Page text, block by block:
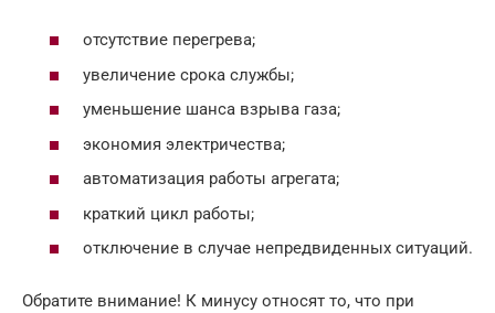
отсутствие перегрева;
увеличение срока службы;
уменьшение шанса взрыва газа;
экономия электричества;
автоматизация работы агрегата;
краткий цикл работы;
отключение в случае непредвиденных ситуаций.
Обратите внимание! К минусу относят то, что при